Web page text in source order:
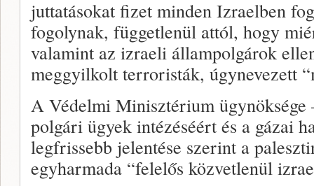
juttatásokat fizet minden Izraelben
fogolynak, függetlenül attól, hogy
valamint az izraeli állampolgárok
meggyilkolt terroristák, úgynevezett
A Védelmi Minisztérium ügynöksége
polgári ügyek intézéséért és a gázai
legfrissebb jelentése szerint a
egyharmada “felelős közvetlenül